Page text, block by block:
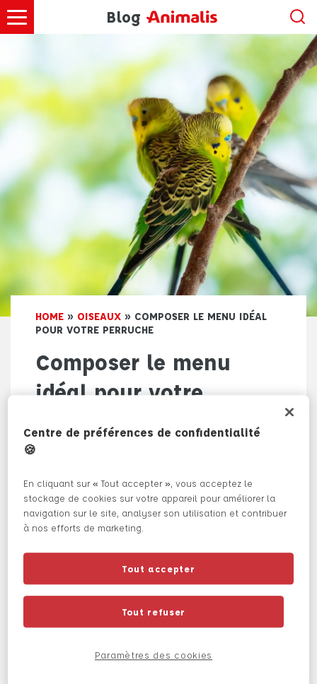
Blog
HOME » OISEAUX » COMPOSER LE MENU IDÉAL
POUR VOTRE PERRUCHE
Composer le menu
idéal pour votre
perruche
énergie débordante et leur plumage. Des
caractéristiques largement nourries par une
alimentation diversifiée et riche. Pour assurer
la vitalité et le bien-être de ces oiseaux, il
tels que le millet, les légumes feuillus et
frais dans leur régime quotidien. Mode
d’emploi.
Au cœur de l’alimentation de la perruche, les
graines de millet jouent une partition essentielle.
carbone, est non seulement une source
d’énergie, mais aussi un plaisir gustatif pour leur
Centre de préférences de confidentialité
🍪
En cliquant sur « Tout accepter », vous acceptez le
stockage de cookies sur votre appareil pour améliorer la
navigation sur le site, analyser son utilisation et contribuer
à nos efforts de marketing.
Tout refuser
Tout accepter
Paramètres des cookies